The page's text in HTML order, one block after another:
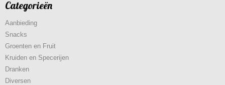
Categorieën
Aanbieding
Snacks
Groenten en Fruit
Kruiden en Specerijen
Dranken
Diversen